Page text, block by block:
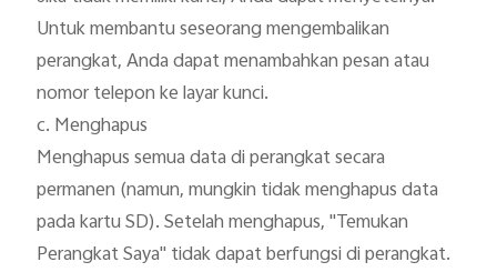
Untuk membantu seseorang mengembalikan
perangkat, Anda dapat menambahkan pesan atau
nomor telepon ke layar kunci.
c. Menghapus
Menghapus semua data di perangkat secara
permanen (namun, mungkin tidak menghapus data
pada kartu SD). Setelah menghapus, "Temukan
Perangkat Saya" tidak dapat berfungsi di perangkat.